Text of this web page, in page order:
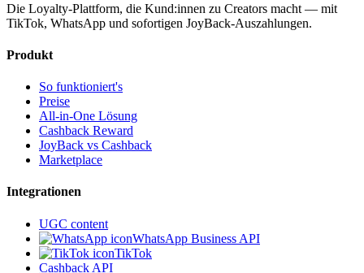
Die Loyalty-Plattform, die Kund:innen zu Creators macht — mit
TikTok, WhatsApp und sofortigen JoyBack-Auszahlungen.
Produkt
So funktioniert's
Preise
All-in-One Lösung
Cashback Reward
JoyBack vs Cashback
Marketplace
Integrationen
UGC content
WhatsApp Business API
TikTok
Cashback API